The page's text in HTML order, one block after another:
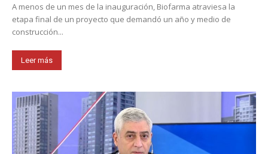
A menos de un mes de la inauguración, Biofarma atraviesa la
etapa final de un proyecto que demandó un año y medio de
construcción...
Leer más